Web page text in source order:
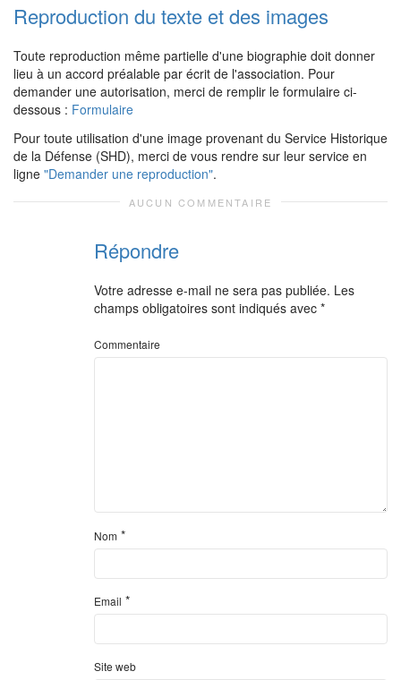
Reproduction du texte et des images
Toute reproduction même partielle d'une biographie doit donner
lieu à un accord préalable par écrit de l'association. Pour
demander une autorisation, merci de remplir le formulaire ci-
dessous : Formulaire
Pour toute utilisation d'une image provenant du Service Historique
de la Défense (SHD), merci de vous rendre sur leur service en
ligne "Demander une reproduction".
AUCUN COMMENTAIRE
Répondre
Votre adresse e-mail ne sera pas publiée. Les
champs obligatoires sont indiqués avec *
Commentaire
Nom *
Email *
Site web